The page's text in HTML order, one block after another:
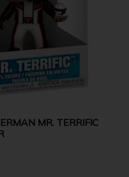
MR. TERRIFIC